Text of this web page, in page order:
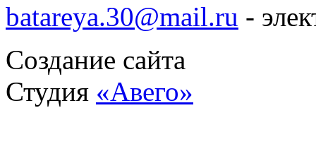
batareya.30@mail.ru -
Создание сайта
Студия «Авего»